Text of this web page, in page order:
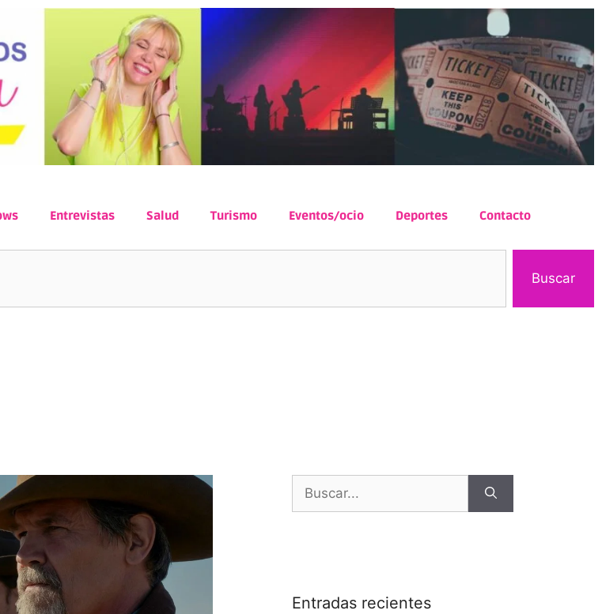
Entrevistas Salud Turismo Eventos/ocio Deportes Contacto
Buscar
Entradas recientes